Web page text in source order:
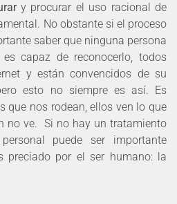
y procurar el uso racional de
No obstante si el proceso
saber que ninguna persona
capaz de reconocerlo, todos
y están convencidos de su
esto no siempre es así. Es
que nos rodean, ellos ven lo que
no ve. Si no hay un tratamiento
puede ser importante
preciado por el ser humano: la